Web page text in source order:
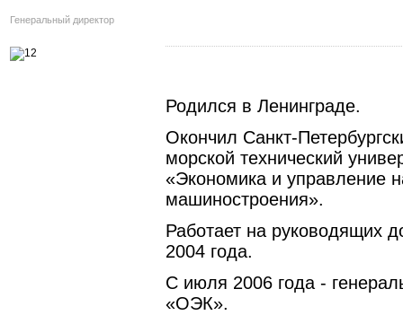
Генеральный директор
Родился в Ленинграде.
Окончил Санкт-
морской технический
«Экономика и управление
машиностроения».
Работает на руководящих
2004 года.
С июля 2006 года -
«ОЭК».